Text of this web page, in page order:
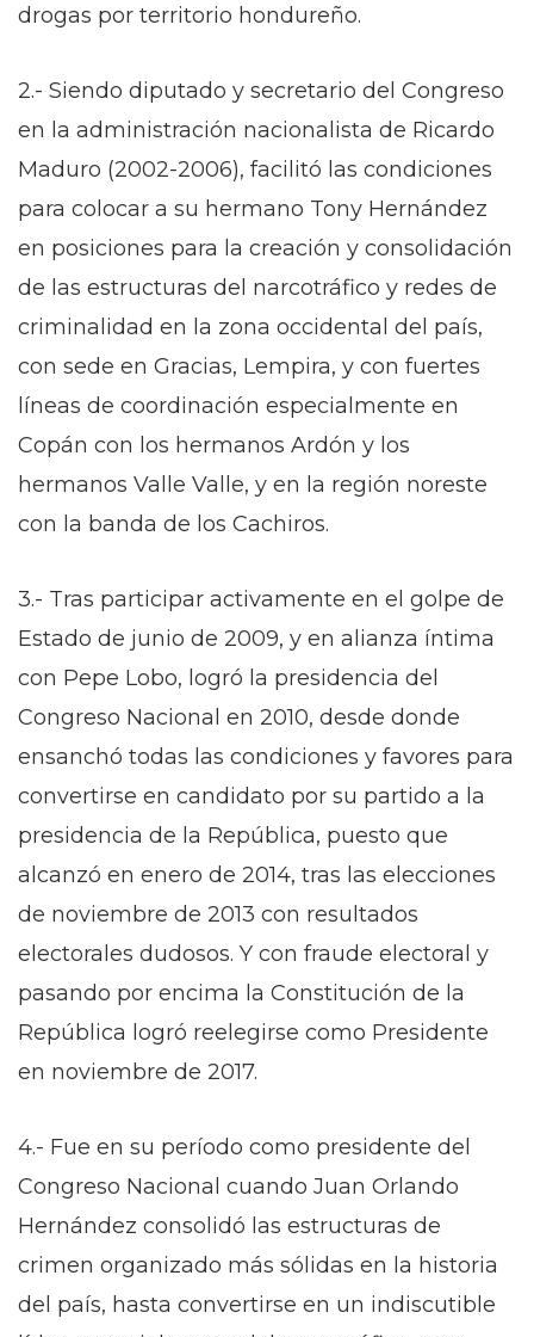
drogas por territorio hondureño.
2.- Siendo diputado y secretario del Congreso
en la administración nacionalista de Ricardo
Maduro (2002-2006), facilitó las condiciones
para colocar a su hermano Tony Hernández
en posiciones para la creación y consolidación
de las estructuras del narcotráfico y redes de
criminalidad en la zona occidental del país,
con sede en Gracias, Lempira, y con fuertes
líneas de coordinación especialmente en
Copán con los hermanos Ardón y los
hermanos Valle Valle, y en la región noreste
con la banda de los Cachiros.
3.- Tras participar activamente en el golpe de
Estado de junio de 2009, y en alianza íntima
con Pepe Lobo, logró la presidencia del
Congreso Nacional en 2010, desde donde
ensanchó todas las condiciones y favores para
convertirse en candidato por su partido a la
presidencia de la República, puesto que
alcanzó en enero de 2014, tras las elecciones
de noviembre de 2013 con resultados
electorales dudosos. Y con fraude electoral y
pasando por encima la Constitución de la
República logró reelegirse como Presidente
en noviembre de 2017.
4.- Fue en su período como presidente del
Congreso Nacional cuando Juan Orlando
Hernández consolidó las estructuras de
crimen organizado más sólidas en la historia
del país, hasta convertirse en un indiscutible